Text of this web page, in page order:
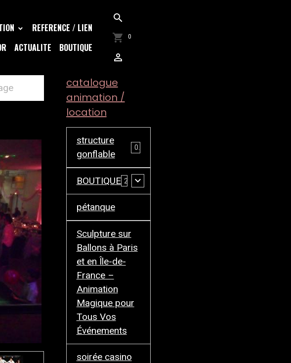
REFERENCE / LIEN
ACTUALITE BOUTIQUE
0
catalogue
animation /
location
structure
gonflable
BOUTIQUE 2
pétanque
Sculpture sur
Ballons à Paris
et en Île-de-
France –
Animation
Magique pour
Tous Vos
Événements
soirée casino